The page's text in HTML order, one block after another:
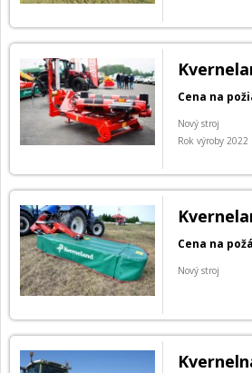
Cena na
Nový stroj
Rok výroby 2022
Cena na
Nový stroj